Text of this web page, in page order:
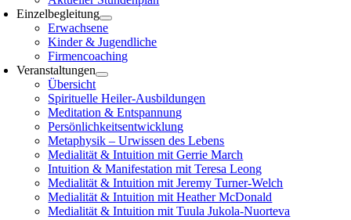
Einzelbegleitung
Erwachsene
Kinder & Jugendliche
Firmencoaching
Veranstaltungen
Übersicht
Spirituelle Heiler-Ausbildungen
Meditation & Entspannung
Persönlichkeitsentwicklung
Metaphysik – Urwissen des Lebens
Medialität & Intuition mit Gerrie March
Intuition & Manifestation mit Teresa Leong
Medialität & Intuition mit Jeremy Turner-Welch
Medialität & Intuition mit Heather McDonald
Medialität & Intuition mit Tuula Jukola-Nuorteva